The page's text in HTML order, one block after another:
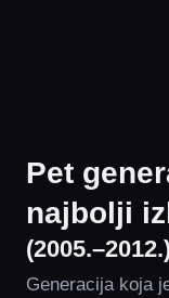
Pet
najbolji
Generacija koja